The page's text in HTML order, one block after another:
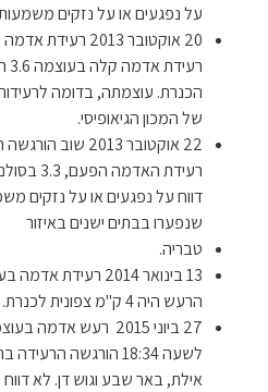
על נפגעים או על נזקים
20 אוקטובר 2013
של המכון הגיאופיסי.
22 אוקטובר
רעידת
דווח על נפגעים או על נזקים
שנפערו בבתים ישנים באיזור
טבריה.
הרעש היה 4 ק"מ צפונית לכנרת. לא דווח על נפגעים או על נזק.
לשעה 18:34 הורגשה
אילת, באר שבע וגוש דן. לא